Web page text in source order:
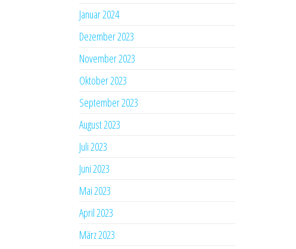
Januar 2024
Dezember 2023
November 2023
Oktober 2023
September 2023
August 2023
Juli 2023
Juni 2023
Mai 2023
April 2023
März 2023